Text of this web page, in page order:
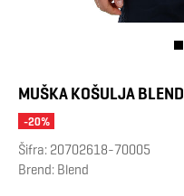
MUŠKA KOŠULJA BLEND
-20%
Šifra: 20702618-70005
Brend: Blend